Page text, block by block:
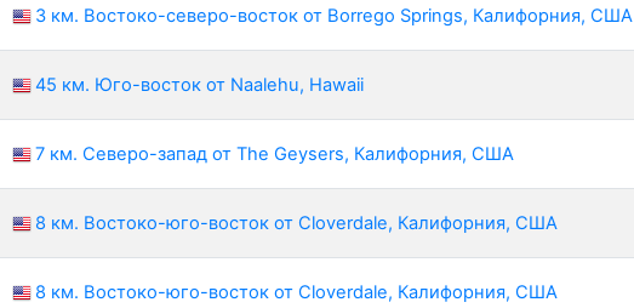
3 км. Востоко-северо-восток от Borrego Springs, Калифорния, США
45 км. Юго-восток от Naalehu, Hawaii
7 км. Северо-запад от The Geysers, Калифорния, США
8 км. Востоко-юго-восток от Cloverdale, Калифорния, США
8 км. Востоко-юго-восток от Cloverdale, Калифорния, США